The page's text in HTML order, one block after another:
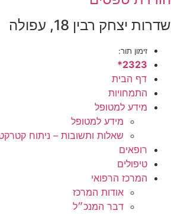
יצחק רבין 18, עפולה
זימון תור:
2323*
דף הבית
התמחויות
מידע למטופל
מידע למטופל
שאלות ותשובות – ניתוח קטרקט
רופאים
טיפולים
המרכז הרפואי
אודות המרכז
דבר המנכ״ל